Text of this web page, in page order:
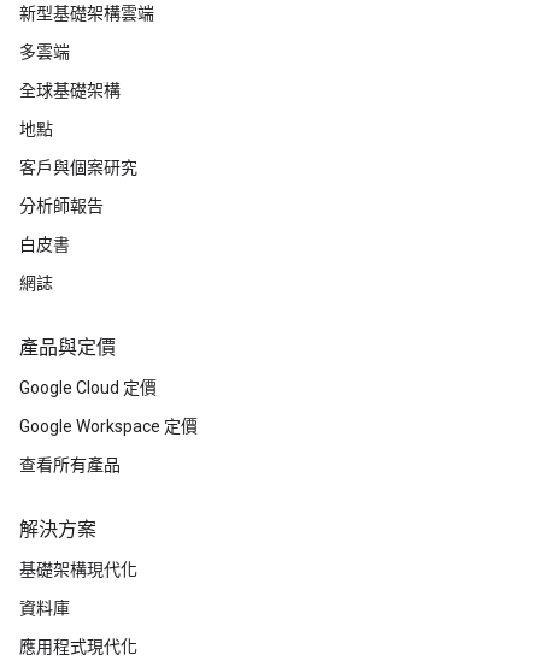
新型基礎架構雲端
多雲端
全球基礎架構
地點
客戶與個案研究
分析師報告
白皮書
網誌
產品與定價
Google Cloud 定價
Google Workspace 定價
查看所有產品
解決方案
基礎架構現代化
資料庫
應用程式現代化